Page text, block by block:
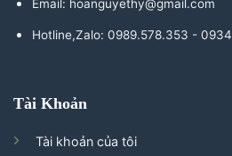
Email: hoanguyethy@gmail.com
Hotline,Zalo: 0989.578.353 -
Tài Khoản
Tài khoản của tôi